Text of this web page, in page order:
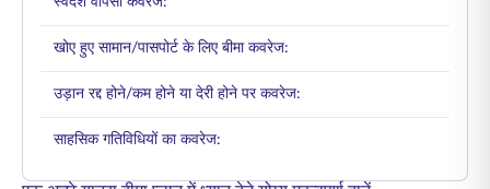
खोए हुए सामान/पासपोर्ट के लिए बीमा कवरेज:
उड़ान रद्द होने/कम होने या देरी होने पर कवरेज:
साहसिक गतिविधियों का कवरेज: